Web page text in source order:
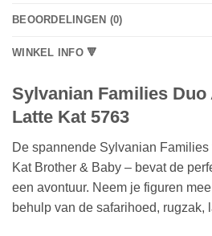
BEOORDELINGEN (0)
WINKEL INFO 🔻
Sylvanian Families
Latte Kat 5763
De spannende Sylvanian
Kat Brother & Baby – bevat de
een avontuur. Neem je figuren
behulp van de safarihoed, rugzak,